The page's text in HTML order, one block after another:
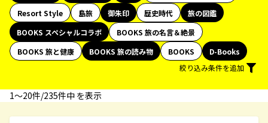
Resort Style
島旅 御朱印 歴史時代
旅の図鑑
BOOKS スペシャルコラボ
BOOKS 旅の名言＆絶景
BOOKS 旅と健康
BOOKS 旅の読み物 BOOKS
D-Books
絞り込み条件を追加
1〜20件/235件中 を表示